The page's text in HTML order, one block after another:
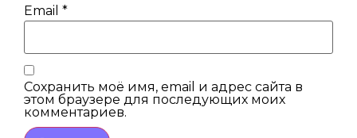
Email *
Сохранить моё имя, email и адрес сайта в
этом браузере для последующих моих
комментариев.